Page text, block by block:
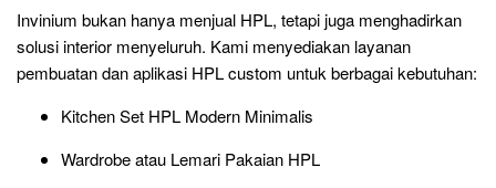
Invinium bukan hanya menjual HPL, tetapi juga menghadirkan
solusi interior menyeluruh. Kami menyediakan layanan
pembuatan dan aplikasi HPL custom untuk berbagai kebutuhan:
Kitchen Set HPL Modern Minimalis
Wardrobe atau Lemari Pakaian HPL